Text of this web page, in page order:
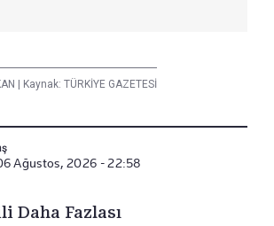
Kaynak: TÜRKİYE GAZETESİ
Ağustos, 2026 - 22:58
Daha Fazlası